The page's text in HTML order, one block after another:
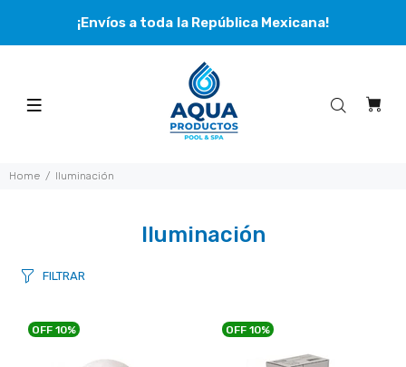
¡Envíos a toda la República Mexicana!
Home Iluminación
Iluminación
FILTRAR
OFF 10% OFF 10%